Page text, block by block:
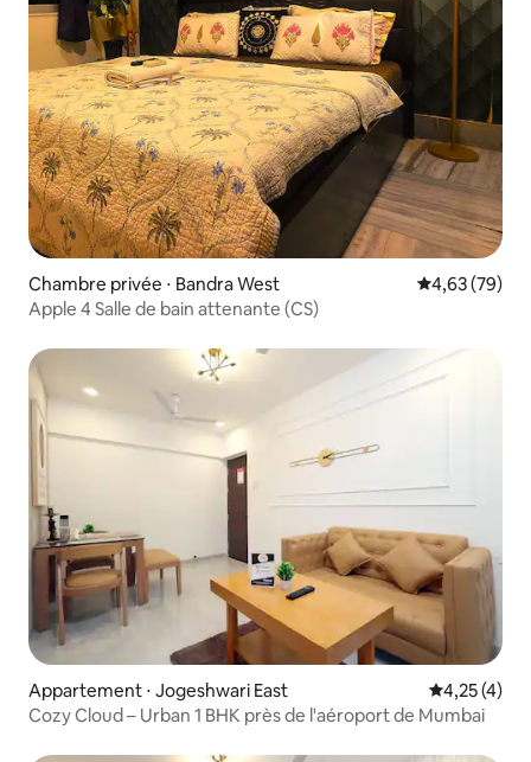
Chambre privée ⋅ Bandra West Évaluation
4,63 (79)
Apple 4 Salle de bain attenante (CS)
Appartement ⋅ Jogeshwari East Évaluation
4,25 (4)
Cozy Cloud – Urban 1 BHK près de l'aéroport de Mumbai